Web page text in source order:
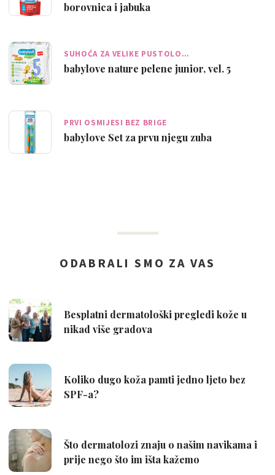
borovnica i jabuka
SUHOĆA ZA VELIKE PUSTOLO…
babylove nature pelene junior, vel. 5
PRVI OSMIJESI BEZ BRIGE
babylove Set za prvu njegu zuba